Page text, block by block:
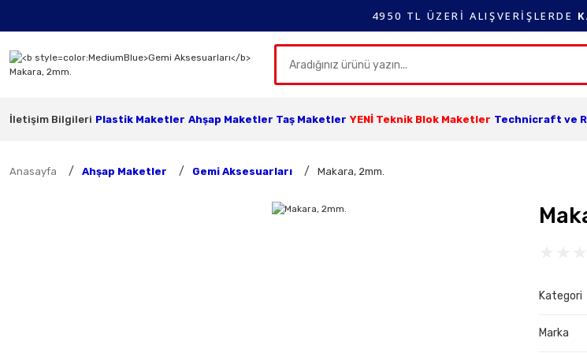
4950 TL ÜZERİ ALIŞVERİŞLERDE
İletişim Bilgileri Plastik Maketler Ahşap Maketler Taş Maketler YENİ Teknik Blok Maketler Technicraft ve
Anasayfa Ahşap Maketler Gemi Aksesuarları Makara, 2mm.
Kategori
Marka